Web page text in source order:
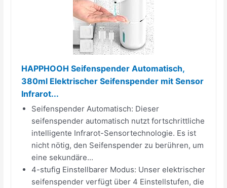
HAPPHOOH Seifenspender Automatisch,
380ml Elektrischer Seifenspender mit Sensor
Infrarot...
Seifenspender Automatisch: Dieser
seifenspender automatisch nutzt fortschrittliche
intelligente Infrarot-Sensortechnologie. Es ist
nicht nötig, den Seifenspender zu berühren, um
eine sekundäre...
4-stufig Einstellbarer Modus: Unser elektrischer
seifenspender verfügt über 4 Einstellstufen, die